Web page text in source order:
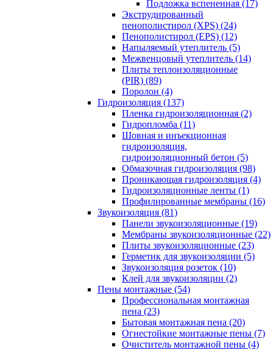
Подложка вспененная (17)
Экструдированный
пенополистирол (XPS) (24)
Пенополистирол (EPS) (12)
Напыляемый утеплитель (5)
Межвенцовый утеплитель (14)
Плиты теплоизоляционные
(PIR) (89)
Поролон (4)
Гидроизоляция (137)
Пленка гидроизоляционная (2)
Гидропломба (11)
Шовная и инъекционная
гидроизоляция,
гидроизоляционный бетон (5)
Обмазочная гидроизоляция (98)
Проникающая гидроизоляция (4)
Гидроизоляционные ленты (1)
Профилированные мембраны (16)
Звукоизоляция (81)
Панели звукоизоляционные (19)
Мембраны звукоизоляционные (22)
Плиты звукоизоляционные (23)
Герметик для звукоизоляции (5)
Звукоизоляция розеток (10)
Клей для звукоизоляции (2)
Пены монтажные (54)
Профессиональная монтажная
пена (23)
Бытовая монтажная пена (20)
Огнестойкие монтажные пены (7)
Очиститель монтажной пены (4)